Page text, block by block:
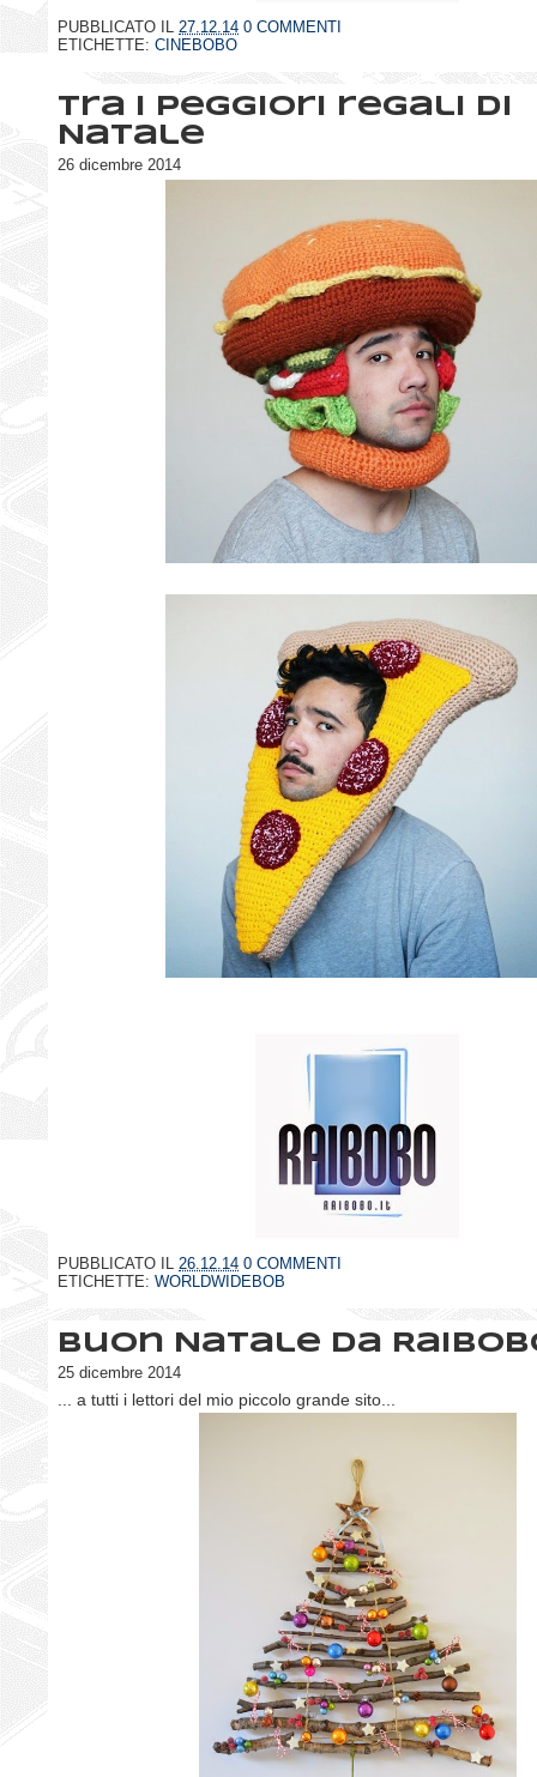
PUBBLICATO IL 27.12.14 0 COMMENTI
ETICHETTE: CINEBOBO
Tra i peggiori regali di
Natale
26 dicembre 2014
PUBBLICATO IL 26.12.14 0 COMMENTI
ETICHETTE: WORLDWIDEBOB
Buon Natale da
25 dicembre 2014
... a tutti i lettori del mio piccolo grande sito...